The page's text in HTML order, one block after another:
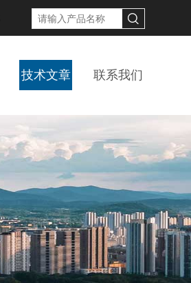
技术文章 联系我们